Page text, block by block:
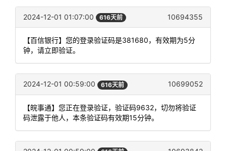
2024-12-01 01:07:00 616天前 10694355
【百信银行】您的登录验证码是381680，有效期为5分
钟，请立即验证。
2024-12-01 00:59:00 616天前 10699052
【皖事通】您正在登录验证，验证码9632，切勿将验证
码泄露于他人，本条验证码有效期15分钟。